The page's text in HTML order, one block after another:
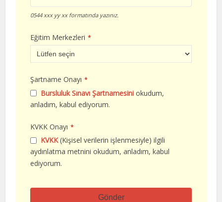
0544 xxx yy xx formatında yazınız.
Eğitim Merkezleri *
Şartname Onayı *
Bursluluk Sınavı Şartnamesini okudum,
anladım, kabul ediyorum.
KVKK Onayı *
KVKK(Kişisel verilerin işlenmesiyle) ilgili
aydınlatma metnini okudum, anladım, kabul
ediyorum.
Gönder